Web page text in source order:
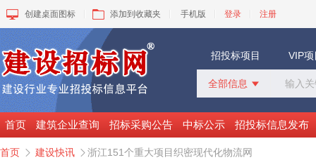
创建桌面图标 添加到收藏夹 手机版 登录 注册
招投标项目 VIP
全部信息 
招标采购
中标公示
变更公告
首页 建筑企业查询 招标采购公告 中标公示 招投标信息发布
首页  建设快讯  浙江151个重大项目织密现代化物流网